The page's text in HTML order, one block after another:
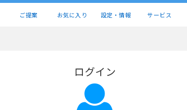
ご提案 お気に入り 設定・情報 サービス
ログイン